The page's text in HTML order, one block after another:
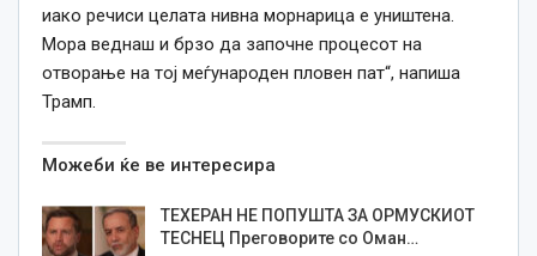
иако речиси целата нивна морнарица е уништена.
Мора веднаш и брзо да започне процесот на
отворање на тој меѓународен пловен пат“, напиша
Трамп.
Можеби ќе ве интересира
ТЕХЕРАН НЕ ПОПУШТА ЗА ОРМУСКИОТ
ТЕСНЕЦ Преговорите со Оман…